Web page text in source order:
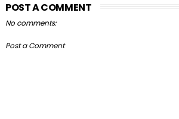
POST A COMMENT
No comments:
Post a Comment